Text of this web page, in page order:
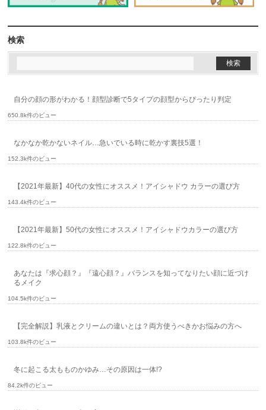
検索
自分の顔の形がわかる！顔型診断で5タイプの顔型からぴったり判定
650.8k件のビュー
なかなか乾かないネイル…急いでいる時に乾かす裏技5選！
152.3k件のビュー
【2021年最新】40代の女性にオススメ！アイシャドウ カラーの選び方
143.4k件のビュー
【2021年最新】50代の女性にオススメ！アイシャドウカラーの選び方
122.8k件のビュー
あなたは『求心顔？』『遠心顔？』バランスを知ってなりたい顔に近づけ
るメイク
104.5k件のビュー
【完全解説】乳液とクリームの違いとは？両方使うべきかお悩みの方へ
103.8k件のビュー
冬に起こる太もものかゆみ…その原因は一体!?
84.2k件のビュー